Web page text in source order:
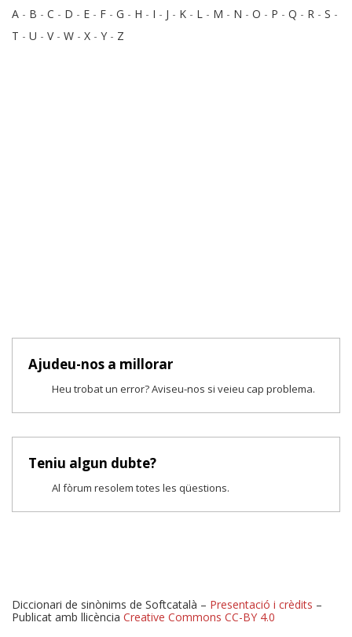
A - B - C - D - E - F - G - H - I - J - K - L - M - N - O - P - Q - R - S -
T - U - V- W - X - Y - Z
Ajudeu-nos a millorar
Heu trobat un error? Aviseu-nos si veieu cap problema.
Teniu algun dubte?
Al fòrum resolem totes les qüestions.
Diccionari de sinònims de Softcatalà – Presentació i crèdits –
Publicat amb llicència Creative Commons CC-BY 4.0